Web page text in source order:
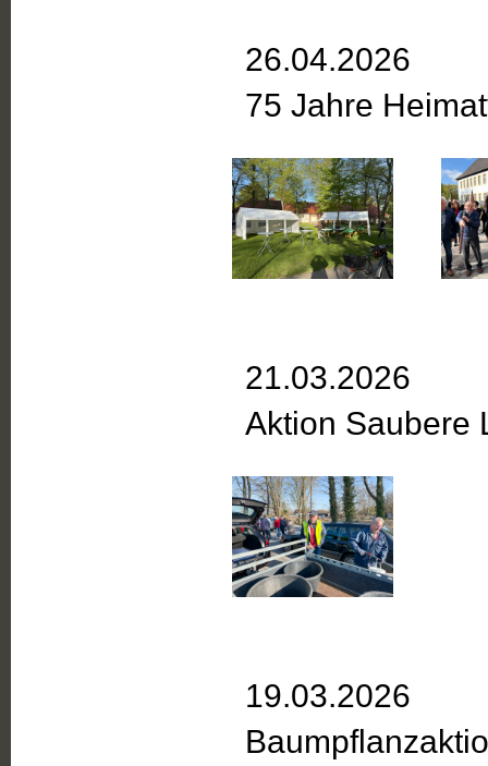
26.04.2026
75 Jahre
21.03.2026
Aktion Saubere
19.03.2026